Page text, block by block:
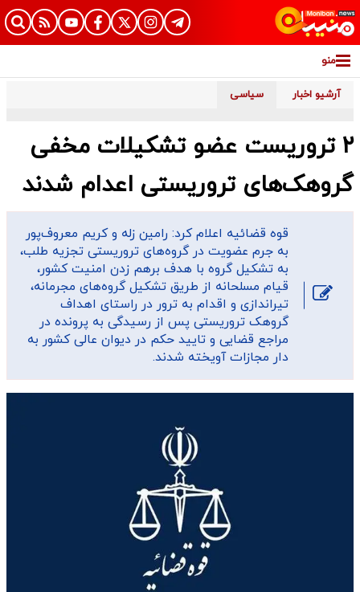
منو
آرشیو اخبار سیاسی
۲ تروریست عضو تشکیلات مخفی
گروهک‌های تروریستی اعدام شدند
قوه قضائیه اعلام کرد: رامین زله و کریم معروف‌پور
به جرم عضویت در گروه‌های تروریستی تجزیه طلب،
به تشکیل گروه با هدف برهم زدن امنیت کشور،
قیام مسلحانه از طریق تشکیل گروه‌های مجرمانه،
تیراندازی و اقدام به ترور در راستای اهداف
گروهک تروریستی پس از رسیدگی به پرونده در
مراجع قضایی و تایید حکم در دیوان عالی کشور به
دار مجازات آویخته شدند.